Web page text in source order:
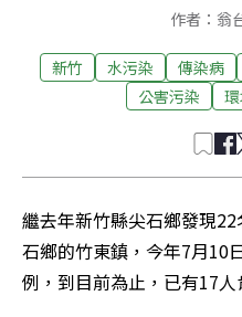
作者：翁
新竹 水污染 傳染病
公害污染
繼去年新竹縣尖石鄉發現
石鄉的竹東鎮，今年7月10
例，到目前為止，已有17人